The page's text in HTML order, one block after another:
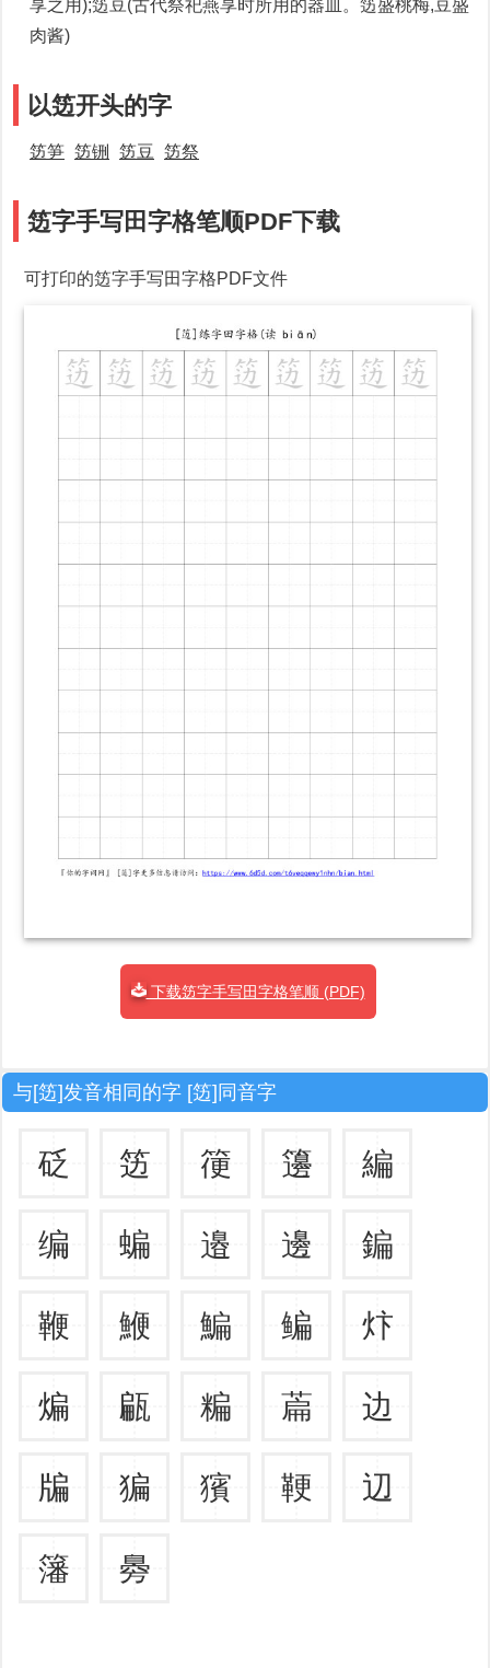
享之用);笾豆(古代祭祀燕享时所用的器皿。笾盛桃梅,豆盛
肉酱)
以笾开头的字
笾笋 笾铏 笾豆 笾祭
笾字手写田字格笔顺PDF下载
可打印的笾字手写田字格PDF文件
下载笾字手写田字格笔顺 (PDF)
与[笾]发音相同的字 [笾]同音字
砭 笾 箯 籩 編
编 蝙 邉 邊 鍽
鞭 鯾 鯿 鳊 炞
煸 甂 糄 萹 边
牑 猵 獱 鞕 辺
籓 臱